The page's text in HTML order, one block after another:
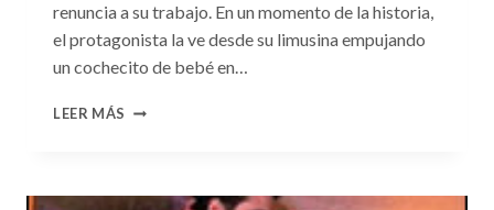
renuncia a su trabajo. En un momento de la historia,
el protagonista la ve desde su limusina empujando
un cochecito de bebé en…
LEER MÁS CONSULTA